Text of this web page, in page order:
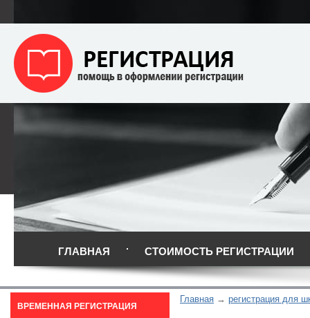
ГЛАВНАЯ СТОИМОСТЬ РЕГИСТРАЦИИ
Главная регистрация для
ВРЕМЕННАЯ РЕГИСТРАЦИЯ